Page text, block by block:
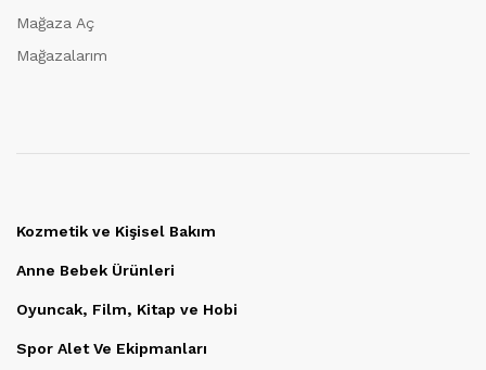
Mağaza Aç
Mağazalarım
Kozmetik ve Kişisel Bakım
Anne Bebek Ürünleri
Oyuncak, Film, Kitap ve Hobi
Spor Alet Ve Ekipmanları